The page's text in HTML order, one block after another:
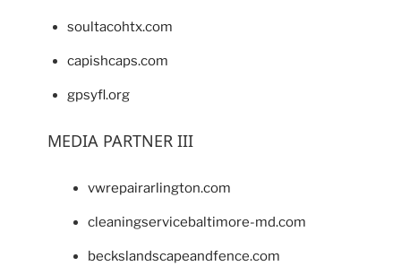
soultacohtx.com
capishcaps.com
gpsyfl.org
MEDIA PARTNER III
vwrepairarlington.com
cleaningservicebaltimore-md.com
beckslandscapeandfence.com